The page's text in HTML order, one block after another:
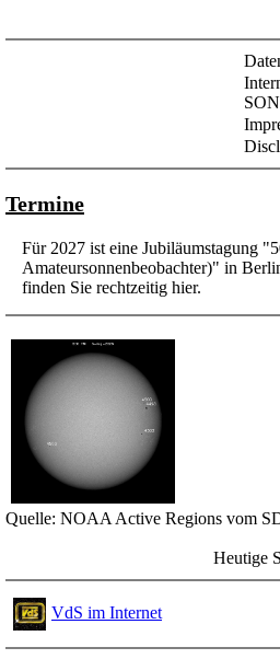
Termine
Für 2027 ist eine Jubiläumstagung
Amateursonnenbeobachter)" in
finden Sie rechtzeitig hier.
Quelle: NOAA Active Regions vom
Heutige
VdS im Internet